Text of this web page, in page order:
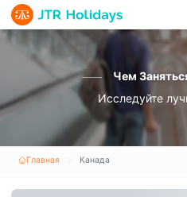
Чем
Исследуйте
Главная Канада